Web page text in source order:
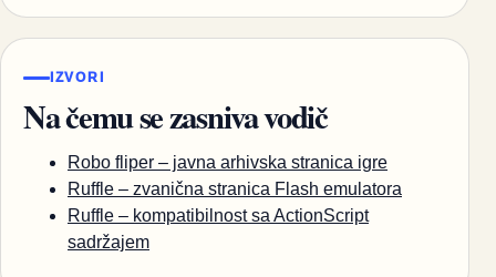
IZVORI
Na čemu se zasniva vodič
Robo fliper – javna arhivska stranica igre
Ruffle – zvanična stranica Flash emulatora
Ruffle – kompatibilnost sa ActionScript
sadržajem